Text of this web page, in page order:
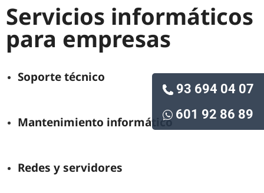
93 694 04 07
601 92 86 89
Servicios informáticos
para empresas
Soporte técnico
Mantenimiento informático
Redes y servidores